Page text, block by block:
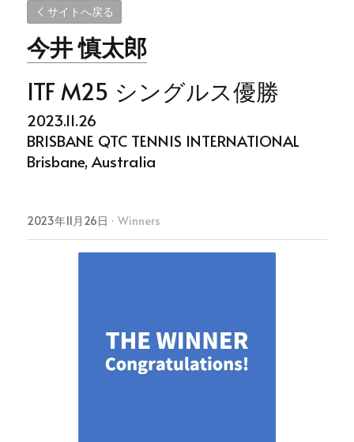
サイトへ戻る
今井 慎太郎
ITF M25 シングルス優勝
2023.11.26
BRISBANE QTC TENNIS INTERNATIONAL
Brisbane, Australia
2023年11月26日 · Winners